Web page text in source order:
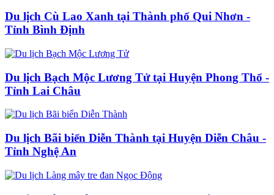
Du lịch Cù Lao Xanh tại Thành phố Qui Nhơn -
Tỉnh Bình Định
Du lịch Bạch Mộc Lương Tử tại Huyện Phong Thổ -
Tỉnh Lai Châu
Du lịch Bãi biển Diễn Thành tại Huyện Diễn Châu -
Tỉnh Nghệ An